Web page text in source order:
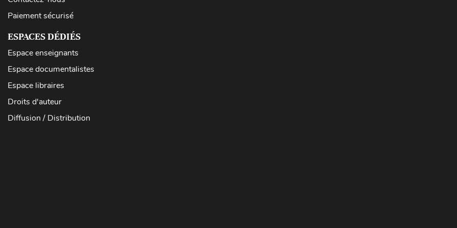
Paiement sécurisé
ESPACES DÉDIÉS
Espace enseignants
Espace documentalistes
Espace libraires
Droits d'auteur
Diffusion / Distribution